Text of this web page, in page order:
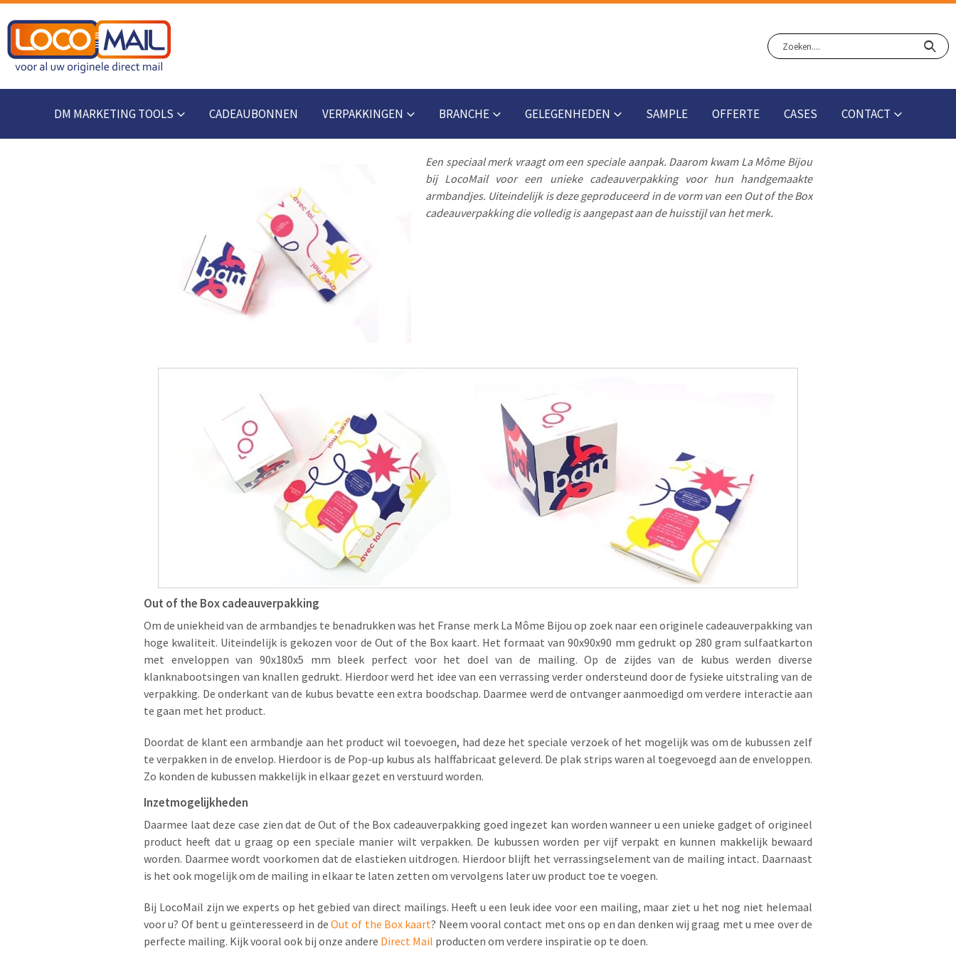
DM MARKETING TOOLS CADEAUBONNEN VERPAKKINGEN BRANCHE GELEGENHEDEN SAMPLE OFFERTE CASES CONTACT
Een speciaal merk vraagt om een speciale aanpak. Daarom kwam La Môme Bijou
bij LocoMail voor een unieke cadeauverpakking voor hun handgemaakte
armbandjes. Uiteindelijk is deze geproduceerd in de vorm van een Out of the Box
cadeauverpakking die volledig is aangepast aan de huisstijl van het merk.
Out of the Box cadeauverpakking
Om de uniekheid van de armbandjes te benadrukken was het Franse merk La Môme Bijou op zoek naar een originele cadeauverpakking van
hoge kwaliteit. Uiteindelijk is gekozen voor de Out of the Box kaart. Het formaat van 90x90x90 mm gedrukt op 280 gram sulfaatkarton
met enveloppen van 90x180x5 mm bleek perfect voor het doel van de mailing. Op de zijdes van de kubus werden diverse
klanknabootsingen van knallen gedrukt. Hierdoor werd het idee van een verrassing verder ondersteund door de fysieke uitstraling van de
verpakking. De onderkant van de kubus bevatte een extra boodschap. Daarmee werd de ontvanger aanmoedigd om verdere interactie aan
te gaan met het product.
Doordat de klant een armbandje aan het product wil toevoegen, had deze het speciale verzoek of het mogelijk was om de kubussen zelf
te verpakken in de envelop. Hierdoor is de Pop-up kubus als halffabricaat geleverd. De plak strips waren al toegevoegd aan de enveloppen.
Zo konden de kubussen makkelijk in elkaar gezet en verstuurd worden.
Inzetmogelijkheden
Daarmee laat deze case zien dat de Out of the Box cadeauverpakking goed ingezet kan worden wanneer u een unieke gadget of origineel
product heeft dat u graag op een speciale manier wilt verpakken. De kubussen worden per vijf verpakt en kunnen makkelijk bewaard
worden. Daarmee wordt voorkomen dat de elastieken uitdrogen. Hierdoor blijft het verrassingselement van de mailing intact. Daarnaast
is het ook mogelijk om de mailing in elkaar te laten zetten om vervolgens later uw product toe te voegen.
Bij LocoMail zijn we experts op het gebied van direct mailings. Heeft u een leuk idee voor een mailing, maar ziet u het nog niet helemaal
voor u? Of bent u geïnteresseerd in de Out of the Box kaart? Neem vooral contact met ons op en dan denken wij graag met u mee over de
perfecte mailing. Kijk vooral ook bij onze andere Direct Mail producten om verdere inspiratie op te doen.